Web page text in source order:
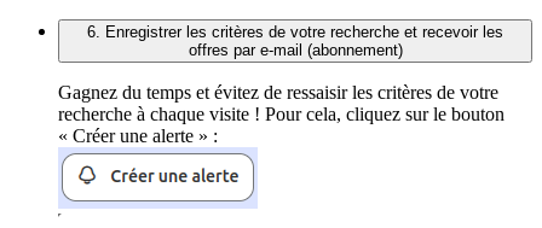
6. Enregistrer les critères de votre recherche et recevoir les
offres par e-mail (abonnement)
Gagnez du temps et évitez de ressaisir les critères de votre
recherche à chaque visite ! Pour cela, cliquez sur le bouton
« Créer une alerte » :